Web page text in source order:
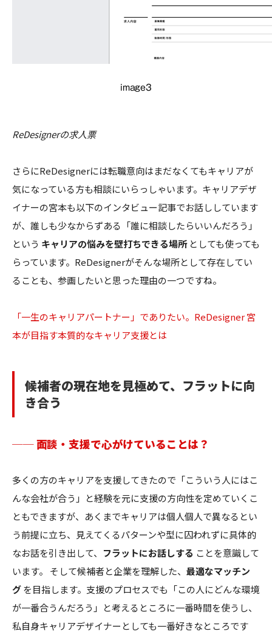
image3
ReDesignerの求人票
さらにReDesignerには転職意向はまだなくてもキャリアが
気になっている方も相談にいらっしゃいます。キャリアデザ
イナーの宮本も以下のインタビュー記事でお話ししています
が、誰しも少なからずある「誰に相談したらいいんだろう」
という キャリアの悩みを壁打ちできる場所としても使っても
らっています。ReDesignerがそんな場所として存在してい
ることも、参画したいと思った理由の一つですね。
「一生のキャリアパートナー」でありたい。ReDesigner 宮
本が目指す本質的なキャリア支援とは
候補者の現在地を見極めて、フラットに向
き合う
── 面談・支援で心がけていることは？
多くの方のキャリアを支援してきたので「こういう人にはこ
んな会社が合う」と経験を元に支援の方向性を定めていくこ
ともできますが、あくまでキャリアは個人個人で異なるとい
う前提に立ち、見えてくるパターンや型に囚われずに具体的
なお話を引き出して、 フラットにお話しする ことを意識して
います。 そして候補者と企業を理解した、 最適なマッチン
グを目指します。支援のプロセスでも「この人にどんな環境
が一番合うんだろう」と考えるところに一番時間を使うし、
私自身キャリアデザイナーとしても一番好きなところです